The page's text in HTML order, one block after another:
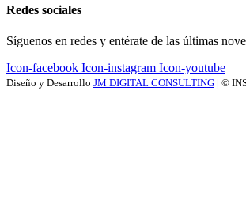
Redes sociales
Síguenos en redes y entérate de las últimas
Icon-facebook Icon-instagram Icon-youtube
Diseño y Desarrollo JM DIGITAL CONSULTING | ©